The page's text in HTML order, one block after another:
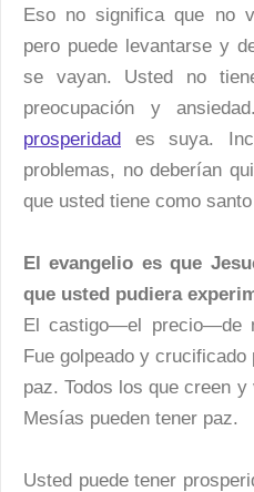
Eso no significa que no
pero puede levantarse y
se vayan. Usted no
preocupación y
prosperidad es suya.
problemas, no deberían
que usted tiene como
El evangelio es que
que usted pudiera
El castigo—el precio—de
Fue golpeado y
paz. Todos los que creen
Mesías pueden tener paz.
Usted puede tener